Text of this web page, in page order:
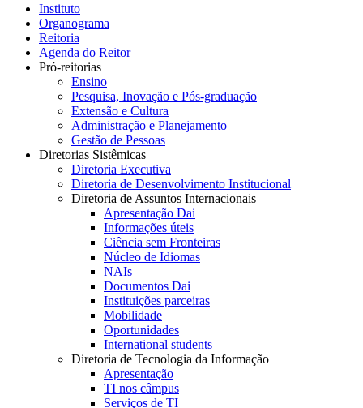
Instituto
Organograma
Reitoria
Agenda do Reitor
Pró-reitorias
Ensino
Pesquisa, Inovação e Pós-graduação
Extensão e Cultura
Administração e Planejamento
Gestão de Pessoas
Diretorias Sistêmicas
Diretoria Executiva
Diretoria de Desenvolvimento Institucional
Diretoria de Assuntos Internacionais
Apresentação Dai
Informações úteis
Ciência sem Fronteiras
Núcleo de Idiomas
NAIs
Documentos Dai
Instituições parceiras
Mobilidade
Oportunidades
International students
Diretoria de Tecnologia da Informação
Apresentação
TI nos câmpus
Serviços de TI